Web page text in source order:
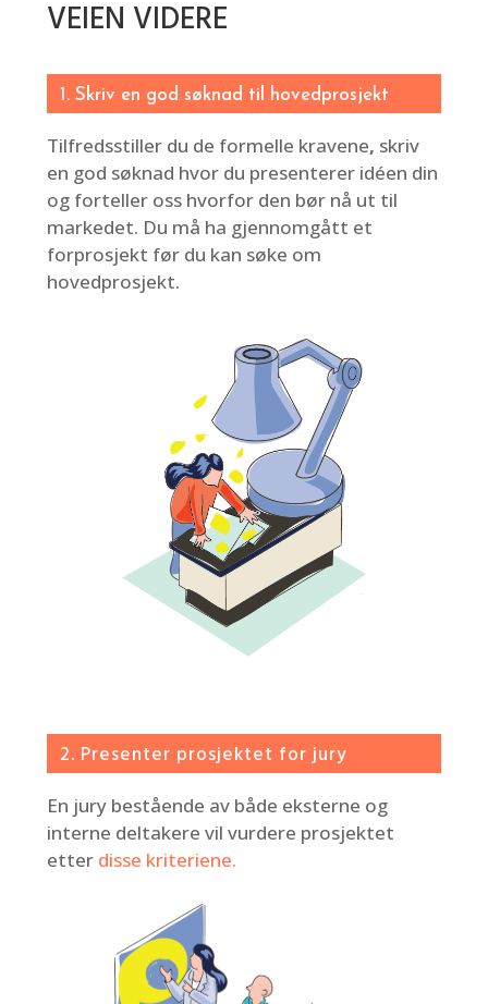
VEIEN VIDERE
1. Skriv en god søknad til hovedprosjekt
Tilfredsstiller du de formelle kravene, skriv
en god søknad hvor du presenterer idéen din
og forteller oss hvorfor den bør nå ut til
markedet. Du må ha gjennomgått et
forprosjekt før du kan søke om
hovedprosjekt.
2. Presenter prosjektet for jury
En jury bestående av både eksterne og
interne deltakere vil vurdere prosjektet
etterdisse kriteriene.